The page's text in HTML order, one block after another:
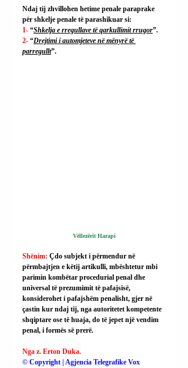
Ndaj tij zhvillohen hetime penale paraprake
për shkelje penale të parashikuar si:
1- “Shkelja e rregullave të qarkullimit rrugor”.
2- “Drejtimi i automjeteve në mënyrë të
parregullt”.
Vëllezërit Harapi
Shënim: Çdo subjekt i përmendur në
përmbajtjen e këtij artikulli, mbështetur mbi
parimin kombëtar procedurial penal dhe
universal të prezumimit të pafajsisë,
konsiderohet i pafajshëm penalisht, gjer në
çastin kur ndaj tij, nga autoritetet kompetente
shqiptare ose të huaja, do të jepet një vendim
penal, i formës së prerë.
Nga z. Erton Duka.
© Copyright | Agjencia Telegrafike Vox